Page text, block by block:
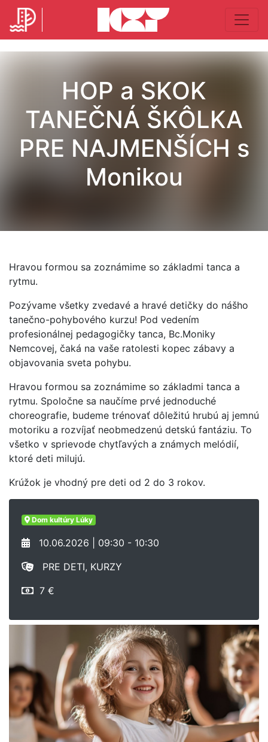
HOP a SKOK
TANEČNÁ ŠKÔLKA
PRE NAJMENŠÍCH s
Monikou
Hravou formou sa zoznámime so základmi tanca a
rytmu.
Pozývame všetky zvedavé a hravé detičky do nášho
tanečno-pohybového kurzu! Pod vedením
profesionálnej pedagogičky tanca, Bc.Moniky
Nemcovej, čaká na vaše ratolesti kopec zábavy a
objavovania sveta pohybu.
Hravou formou sa zoznámime so základmi tanca a
rytmu. Spoločne sa naučíme prvé jednoduché
choreografie, budeme trénovať dôležitú hrubú aj jemnú
motoriku a rozvíjať neobmedzenú detskú fantáziu. To
všetko v sprievode chytľavých a známych melódií,
ktoré deti milujú.
Krúžok je vhodný pre deti od 2 do 3 rokov.
Dom kultúry Lúky
10.06.2026 | 09:30 - 10:30
PRE DETI, KURZY
7 €